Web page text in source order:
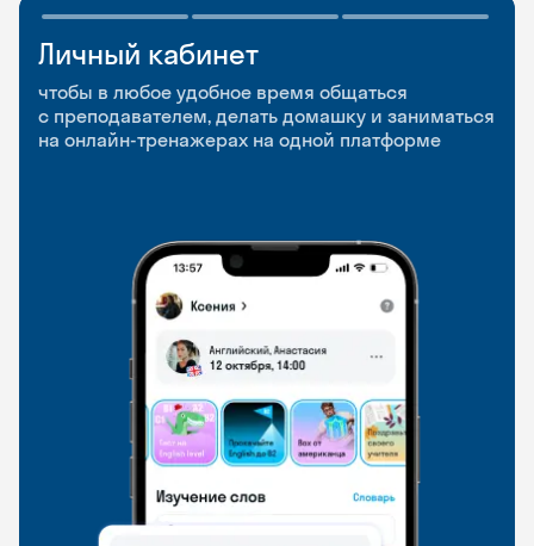
Личный кабинет
чтобы в любое удобное время общаться
с преподавателем, делать домашку и заниматься
на онлайн-тренажерах на одной платформе
Мобильное
приложение
чтобы заниматься и изучать новые слова где
и когда удобно
Разговорные клубы
и Talks
Групповые занятия для разговорной практики
и индивидуальные встречи с преподавателями